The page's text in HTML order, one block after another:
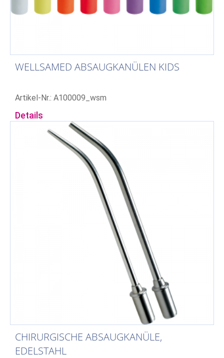
WELLSAMED ABSAUGKANÜLEN KIDS
Artikel-Nr.: A100009_wsm
Details
CHIRURGISCHE ABSAUGKANÜLE,
EDELSTAHL